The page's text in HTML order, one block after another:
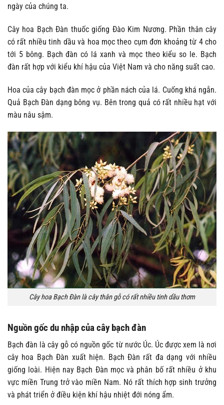
ngày của chúng ta.
Cây hoa Bạch Đàn thuốc giống Đào Kim Nương. Phần thân cây
có rất nhiều tinh dầu và hoa mọc theo cụm đơn khoảng từ 4 cho
tới 5 bông. Bạch đàn có lá xanh và mọc theo kiểu so le. Bạch
đàn rất hợp với kiểu khí hậu của Việt Nam và cho năng suất cao.
Hoa của cây bạch đàn mọc ở phần nách của lá. Cuống khá ngắn.
Quả Bạch Đàn dạng bông vụ. Bên trong quả có rất nhiều hạt với
màu nâu sậm.
Cây hoa Bạch Đàn là cây thân gỗ có rất nhiều tinh dầu thơm
Nguồn gốc du nhập của cây bạch đàn
Bạch đàn là cây gỗ có nguồn gốc từ nước Úc. Úc được xem là nơi
cây hoa Bạch Đàn xuất hiện. Bạch Đàn rất đa dạng với nhiều
giống loài. Hiện nay Bạch Đàn mọc và phân bố rất nhiều ở khu
vực miền Trung trở vào miền Nam. Nó rất thích hợp sinh trưởng
và phát triển ở điều kiện khí hậu nhiệt đới nóng ẩm.